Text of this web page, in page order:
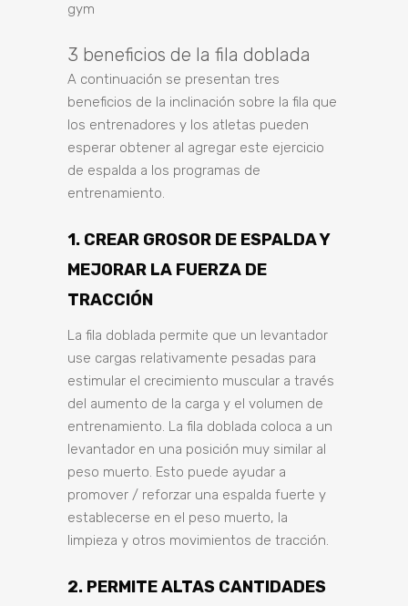
3 beneficios de la fila doblada
A continuación se presentan tres
beneficios de la inclinación sobre la fila que
los entrenadores y los atletas pueden
esperar obtener al agregar este ejercicio
de espalda a los programas de
entrenamiento.
1. CREAR GROSOR DE ESPALDA Y
MEJORAR LA FUERZA DE
TRACCIÓN
La fila doblada permite que un levantador
use cargas relativamente pesadas para
estimular el crecimiento muscular a través
del aumento de la carga y el volumen de
entrenamiento. La fila doblada coloca a un
levantador en una posición muy similar al
peso muerto. Esto puede ayudar a
promover / reforzar una espalda fuerte y
establecerse en el peso muerto, la
limpieza y otros movimientos de tracción.
2. PERMITE ALTAS CANTIDADES